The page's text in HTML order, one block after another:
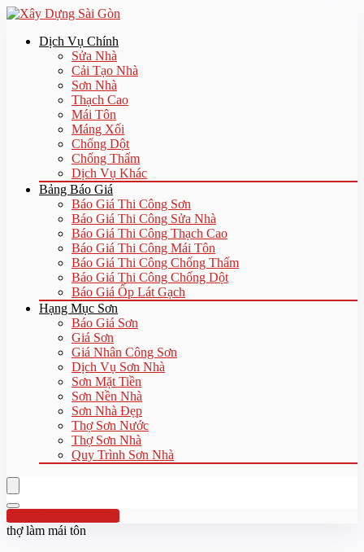
Dịch Vụ Chính
Sửa Nhà
Cải Tạo Nhà
Sơn Nhà
Thạch Cao
Mái Tôn
Máng Xối
Chống Dột
Chống Thấm
Dịch Vụ Khác
Bảng Báo Giá
Báo Giá Thi Công Sơn
Báo Giá Thi Công Sửa Nhà
Báo Giá Thi Công Thạch Cao
Báo Giá Thi Công Mái Tôn
Báo Giá Thi Công Chống Thấm
Báo Giá Thi Công Chống Dột
Báo Giá Ốp Lát Gạch
Hạng Mục Sơn
Báo Giá Sơn
Giá Sơn
Giá Nhân Công Sơn
Dịch Vụ Sơn Nhà
Sơn Mặt Tiền
Sơn Nền Nhà
Sơn Nhà Đẹp
Thợ Sơn Nước
Thợ Sơn Nhà
Quy Trình Sơn Nhà
Hotline:0961 894 472
thợ làm mái tôn